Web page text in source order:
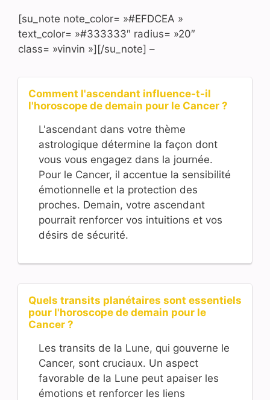
[su_note note_color= »#EFDCEA »
text_color= »#333333″ radius= »20″
class= »vinvin »][/su_note] –
Comment l'ascendant influence-t-il
l'horoscope de demain pour le Cancer ?
L'ascendant dans votre thème
astrologique détermine la façon dont
vous vous engagez dans la journée.
Pour le Cancer, il accentue la sensibilité
émotionnelle et la protection des
proches. Demain, votre ascendant
pourrait renforcer vos intuitions et vos
désirs de sécurité.
Quels transits planétaires sont essentiels
pour l'horoscope de demain pour le
Cancer ?
Les transits de la Lune, qui gouverne le
Cancer, sont cruciaux. Un aspect
favorable de la Lune peut apaiser les
émotions et renforcer les liens